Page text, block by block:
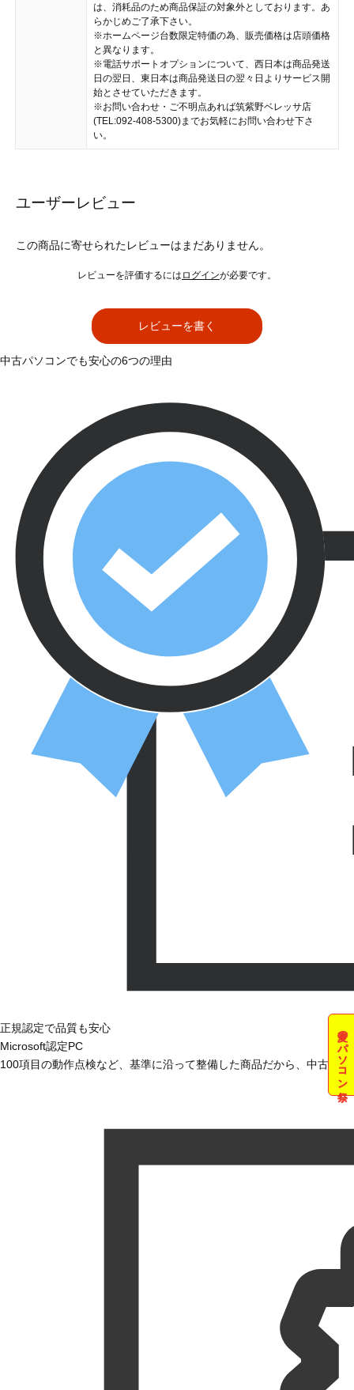
は、消耗品のため商品保証の対象外としております。あ
らかじめご了承下さい。
※ホームページ台数限定特価の為、販売価格は店頭価格
と異なります。
※電話サポートオプションについて、西日本は商品発送
日の翌日、東日本は商品発送日の翌々日よりサービス開
始とさせていただきます。
※お問い合わせ・ご不明点あれば筑紫野ベレッサ店
(TEL:092-408-5300)までお気軽にお問い合わせ下さ
い。
ユーザーレビュー
この商品に寄せられたレビューはまだありません。
レビューを評価するには ログインが必要です。
レビューを書く
夏のパソコン祭
中古パソコンでも安心の6つの理由
正規認定で品質も安心
Microsoft認定PC
100項目の動作点検など、基準に沿って整備した商品だから、中古で